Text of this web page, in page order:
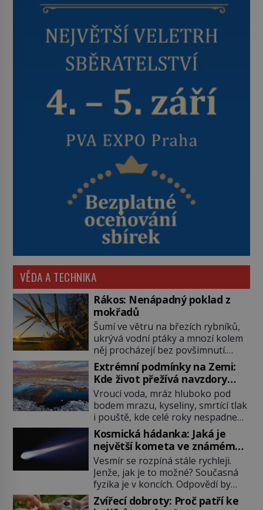
VĚDA A TECHNIKA
Rákos: Nenápadný poklad z
mokřadů
Šumí ve větru na březích rybníků,
ukrývá vodní ptáky a mnozí kolem
něj procházejí bez povšimnutí.
Přesto právě rákos pomáhal stavět
domy, vyrábět lodě, zapisovat první
texty a inspiroval řadu pověstí.
Tato skromná, ale užitečná
rostlina provází člověka už tisíce
let. Většina lidí vnímá rákos jen jako
obyčejnou kulisu letního koupání.
Stačí se však podívat […]
Extrémní podmínky na Zemi:
Kde život přežívá navzdory
všemu
Vroucí voda, mráz hluboko pod
bodem mrazu, kyseliny, smrtící tlak
i pouště, kde celé roky nespadne
jediná kapka deště. Na první
pohled místa, kde nemůže
existovat vůbec nic. Přesto právě
tady vědci objevují organismy,
které posouvají hranice života.
Každý nový nález mění naše
představy o tom, co všechno
Kosmická hádanka: Jaká je
největší kometa ve známém
vesmíru?
Vesmír se rozpíná stále rychleji.
Jenže, jak je to možné? Současná
fyzika je v koncích. Odpovědí by
mohla být hypotetická temná
Zvířecí dobroty: Proč patří ke